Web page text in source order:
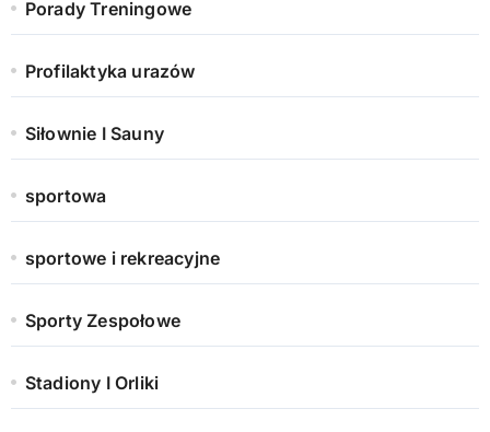
Porady Treningowe
Profilaktyka urazów
Siłownie I Sauny
sportowa
sportowe i rekreacyjne
Sporty Zespołowe
Stadiony I Orliki